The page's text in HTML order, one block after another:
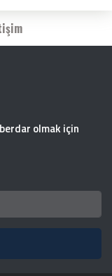
olmak için